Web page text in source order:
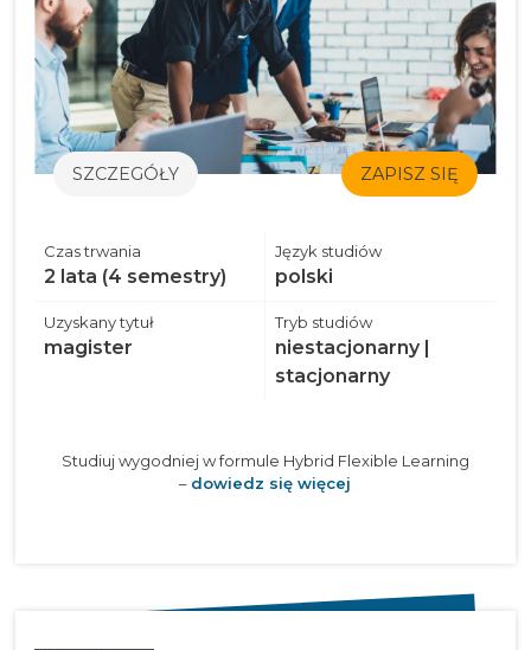
SZCZEGÓŁY ZAPISZ SIĘ
Czas trwania
2 lata (4 semestry)
Język studiów
polski
Uzyskany tytuł
magister
Tryb studiów
niestacjonarny |
stacjonarny
Studiuj wygodniej w formule Hybrid Flexible Learning
– dowiedz się więcej